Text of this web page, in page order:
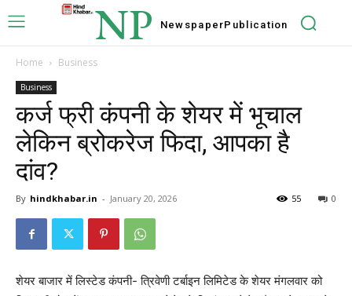
NP NewspaperPublication
Home Business
Business
कर्ज फ्री कंपनी के शेयर में भूचाल
लेकिन ब्रोकरेज फिदा, आपका है
दांव?
By hindkhabar.in - January 20, 2026 0
55
शेयर बाजार में लिस्टेड कंपनी- त्रिवेणी टर्बाइन लिमिटेड के शेयर मंगलवार को